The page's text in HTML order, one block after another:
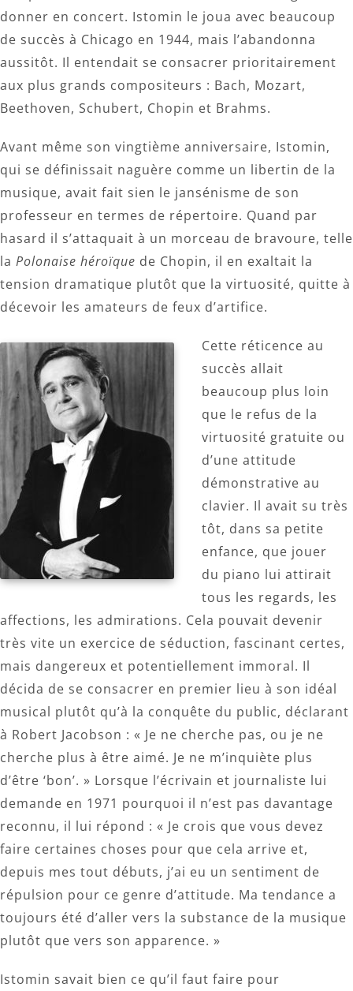
donner en concert. Istomin le joua avec beaucoup
de succès à Chicago en 1944, mais l’abandonna
aussitôt. Il entendait se consacrer prioritairement
aux plus grands compositeurs : Bach, Mozart,
Beethoven, Schubert, Chopin et Brahms.
Avant même son vingtième anniversaire, Istomin,
qui se définissait naguère comme un libertin de la
musique, avait fait sien le jansénisme de son
professeur en termes de répertoire. Quand par
hasard il s’attaquait à un morceau de bravoure, telle
la Polonaise héroïque de Chopin, il en exaltait la
tension dramatique plutôt que la virtuosité, quitte à
décevoir les amateurs de feux d’artifice.
Cette réticence au
succès allait
beaucoup plus loin
que le refus de la
virtuosité gratuite ou
d’une attitude
démonstrative au
clavier. Il avait su très
tôt, dans sa petite
enfance, que jouer
du piano lui attirait
tous les regards, les
affections, les admirations. Cela pouvait devenir
très vite un exercice de séduction, fascinant certes,
mais dangereux et potentiellement immoral. Il
décida de se consacrer en premier lieu à son idéal
musical plutôt qu’à la conquête du public, déclarant
à Robert Jacobson : « Je ne cherche pas, ou je ne
cherche plus à être aimé. Je ne m’inquiète plus
d’être ‘bon’. » Lorsque l’écrivain et journaliste lui
demande en 1971 pourquoi il n’est pas davantage
reconnu, il lui répond : « Je crois que vous devez
faire certaines choses pour que cela arrive et,
depuis mes tout débuts, j’ai eu un sentiment de
répulsion pour ce genre d’attitude. Ma tendance a
toujours été d’aller vers la substance de la musique
plutôt que vers son apparence. »
Istomin savait bien ce qu’il faut faire pour